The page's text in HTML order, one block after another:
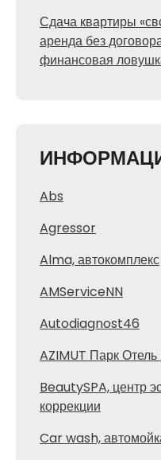
Сдача квартиры
аренда без
финансовая
Abs
Agressor
Alma, автокомплекс
AMServiceNN
Autodiagnost46
AZIMUT Парк
BeautySPA, центр
коррекции
Car wash,